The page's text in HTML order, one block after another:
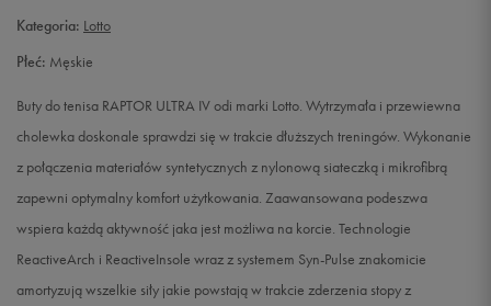
43 27,3 cm
44
44,5 29 cm Powiadom o dostępności
28,3 cm
28,7 cm Powiadom o dostępności
46 29,3 cm Powiadom o dostępności
Kategoria: Lotto
Płeć: Męskie
Buty do tenisa RAPTOR ULTRA IV odi marki Lotto. Wytrzymała i przewiewna
cholewka doskonale sprawdzi się w trakcie dłuższych treningów. Wykonanie
z połączenia materiałów syntetycznych z nylonową siateczką i mikrofibrą
zapewni optymalny komfort użytkowania. Zaawansowana podeszwa
wspiera każdą aktywność jaka jest możliwa na korcie. Technologie
ReactiveArch i ReactiveInsole wraz z systemem Syn-Pulse znakomicie
amortyzują wszelkie siły jakie powstają w trakcie zderzenia stopy z